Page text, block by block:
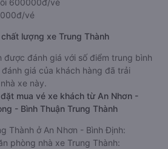
600000đ/vé
vé
lượng xe Trung Thành
được đánh giá với số điểm trung bình
giá của khách hàng đã trải
xe này.
mua vé xe khách từ An Nhơn -
- Bình Thuận Trung Thành
Thành ở An Nhơn - Bình Định:
phòng nhà xe Trung Thành: